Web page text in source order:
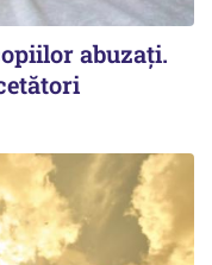
abuzați.